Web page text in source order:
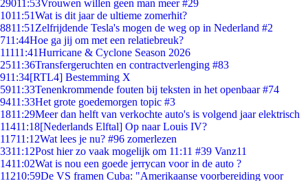
29011:53Vrouwen willen geen man meer #29
1011:51Wat is dit jaar de ultieme zomerhit?
8811:51 Zelfrijdende Tesla's mogen de weg op in Nederland #2
711:44Hoe ga jij om met een relatiebreuk?
11111:41Hurricane & Cyclone Season 2026
2511:36Transfergeruchten en contractverlenging #83
911:34[RTL4] Bestemming X
5911:33Tenenkrommende fouten bij teksten in het openbaar #74
9411:33Het grote goedemorgen topic #3
1811:29Meer dan helft van verkochte auto's is volgend jaar elektrisch
11411:18[Nederlands Elftal] Op naar Louis IV?
11711:12Wat lees je nu? #96 zomerlezen
3311:12Post hier zo vaak mogelijk om 11:11 #39 Vanz11
1411:02Wat is nou een goede jerrycan voor in de auto ?
11210:59De VS framen Cuba: "Amerikaanse voorbereiding voor